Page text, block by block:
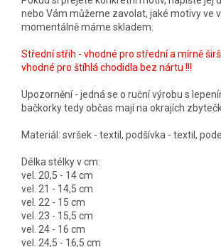
nebo Vám můžeme zavolat, jaké motivy ve
momentálně máme skladem.
Střední střih - vhodné pro střední a mírně
vhodné pro štíhlá chodidla bez nártu !!!
Upozornění - jedná se o ruční výrobu s
bačkorky tedy občas mají na okrajích
Materiál: svršek - textil, podšívka - textil,
Délka stélky v cm:
vel. 20,5 - 14 cm
vel. 21 - 14,5 cm
vel. 22 - 15 cm
vel. 23 - 15,5 cm
vel. 24 - 16 cm
vel. 24,5 - 16,5 cm